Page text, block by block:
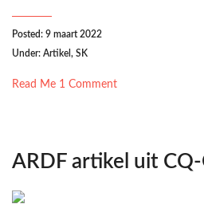
Posted: 9 maart 2022
Under: Artikel , SK
Read Me 1 Comment
ARDF artikel uit